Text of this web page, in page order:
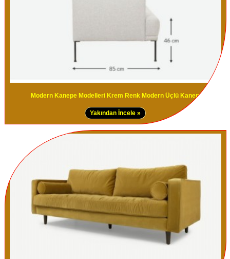
Modern Kanepe Modelleri Krem Renk Modern Üçlü Kanepe
Yakından İncele »